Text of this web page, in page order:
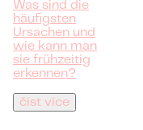
Was sind die
häufigsten
Ursachen und
wie kann man
sie frühzeitig
erkennen?
číst více